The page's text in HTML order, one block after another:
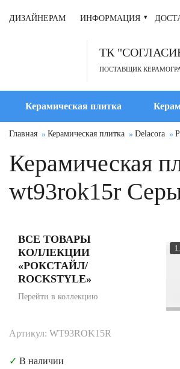
ДИЗАЙНЕРАМ ИНФОРМАЦИЯ
ТК
ПОСТАВЩИК
Керамическая плитка
Главная Керамическая плитка Delacora
Керамическая
wt93rok15r
ВСЕ ТОВАРЫ
КОЛЛЕКЦИИ
«РОКСТАЙЛ/
ROCKSTYLE»
Перейти в коллекцию
Артикул: WT93ROK15R
✓ В наличии